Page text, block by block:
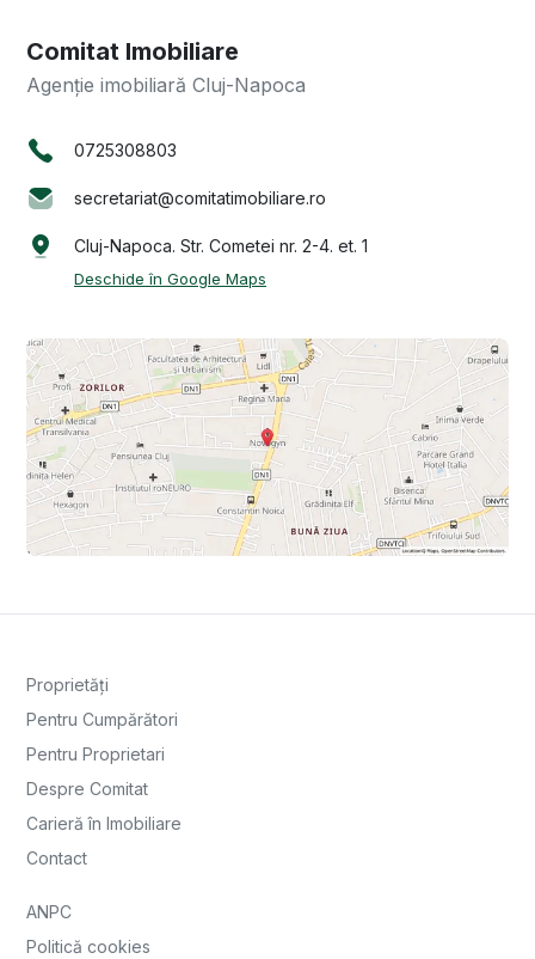
Comitat Imobiliare
Agenție imobiliară Cluj-Napoca
0725308803
secretariat@comitatimobiliare.ro
Cluj-Napoca. Str. Cometei nr. 2-4. et. 1
Deschide în Google Maps
Proprietăți
Pentru Cumpărători
Pentru Proprietari
Despre Comitat
Carieră în Imobiliare
Contact
ANPC
Politică cookies